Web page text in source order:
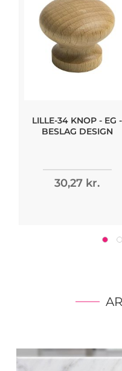
LILLE-34 KNOP - EG -
BESLAG DESIGN
30,27 kr.